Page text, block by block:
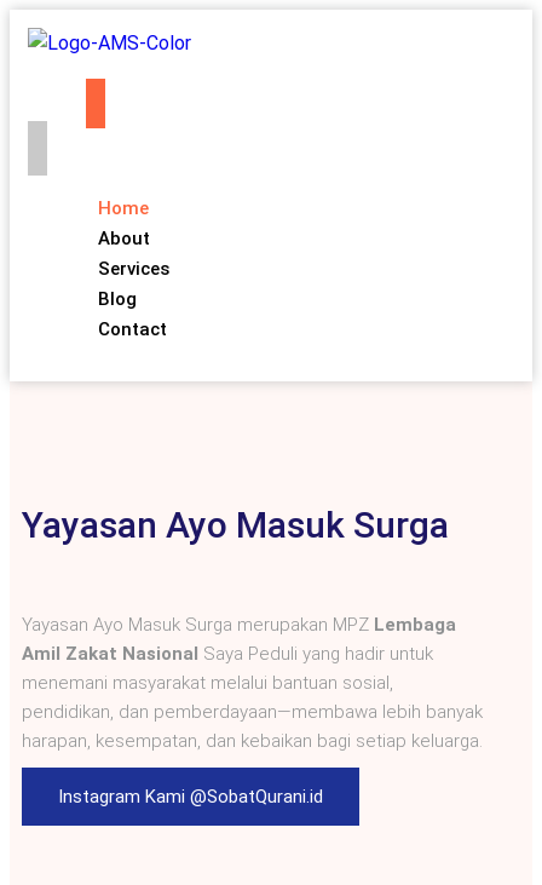
Home
About
Services
Blog
Contact
Yayasan Ayo Masuk Surga
Yayasan Ayo Masuk Surga merupakan MPZ Lembaga
Amil Zakat Nasional Saya Peduli yang hadir untuk
menemani masyarakat melalui bantuan sosial,
pendidikan, dan pemberdayaan—membawa lebih banyak
harapan, kesempatan, dan kebaikan bagi setiap keluarga.
Instagram Kami @SobatQurani.id